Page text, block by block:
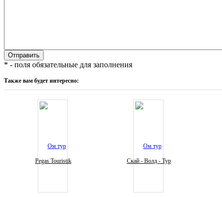
* - поля обязательные для заполнения
Также вам будет интересно:
Pegas Touristik Скай - Волд - Тур